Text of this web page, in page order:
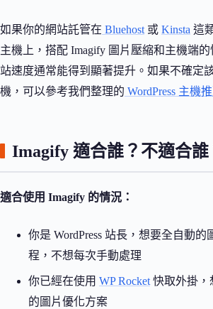
如果你的網站託管在 Bluehost 或 Kinsta 這
主機上，搭配 Imagify 圖片壓縮和主機端
站速度通常能得到顯著提升。如果不確定
機，可以參考我們整理的 WordPress 主機
Imagify 適合誰？不適合誰
適合使用 Imagify 的情況：
你是 WordPress 站長，想要全自動的
程，不想每次手動處理
你已經在使用 WP Rocket 快取外掛，
的圖片優化方案